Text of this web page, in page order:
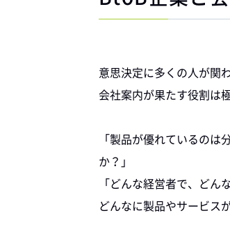
意思決定に多くの人が関
会社案内が果たす役割は
「製品が優れているの
か？」
「どんな経営者で、どん
どんなに製品やサービス